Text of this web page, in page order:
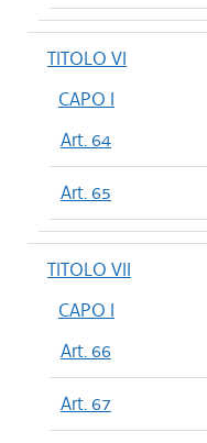
TITOLO VI
CAPO I
Art. 64
Art. 65
TITOLO VII
CAPO I
Art. 66
Art. 67